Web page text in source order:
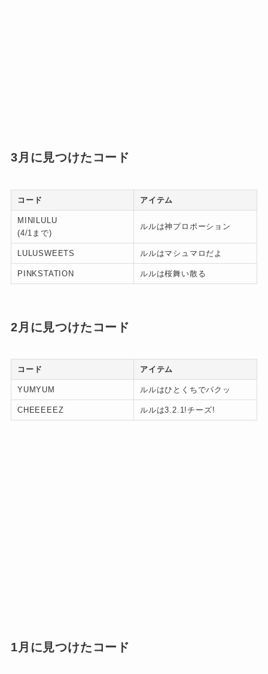
3月に見つけたコード
コード アイテム
MINILULU
(4/1まで)
ルルは神プロポーション
LULUSWEETS ルルはマシュマロだよ
PINKSTATION ルルは桜舞い散る
2月に見つけたコード
コード アイテム
YUMYUM ルルはひとくちでパクッ
CHEEEEEZ ルルは3.2.1!チーズ!
1月に見つけたコード